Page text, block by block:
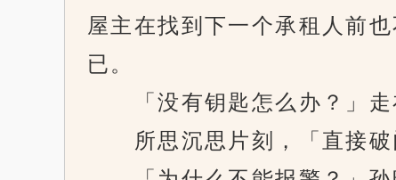
屋主在找到下一个承租人前
已。
「没有钥匙怎么办？」走
所思沉思片刻，「直接破